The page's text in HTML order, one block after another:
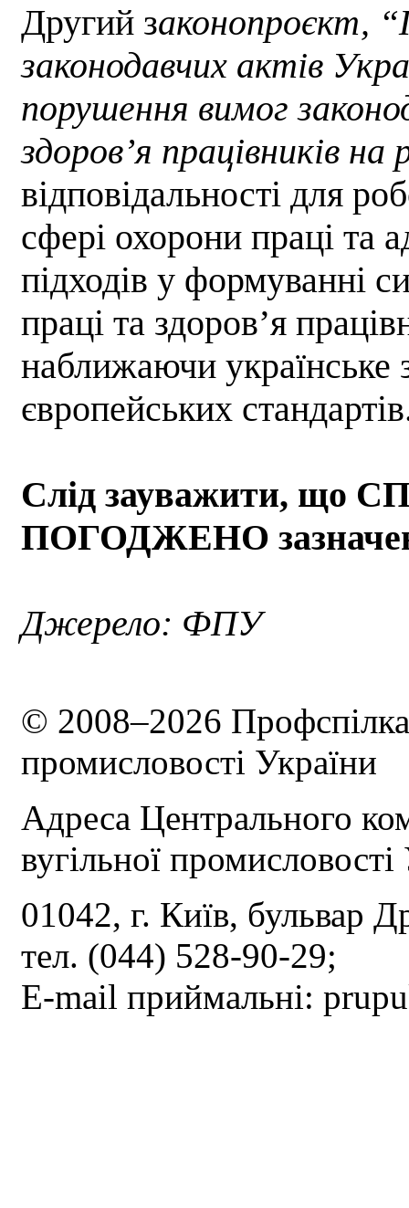
Другий законопроєкт,
законодавчих актів
порушення вимог
здоров’я працівників на
відповідальності для
сфері охорони праці та
підходів у формуванні
праці та здоров’я
наближаючи українське
європейських
Слід зауважити, що
ПОГОДЖЕНО
Джерело: ФПУ
© 2008–2026 Профспілка
промисловості України
Адреса Центрального
вугільної
01042, г. Київ, бульвар
тел. (044) 528-90-29;
E-mail приймальні: